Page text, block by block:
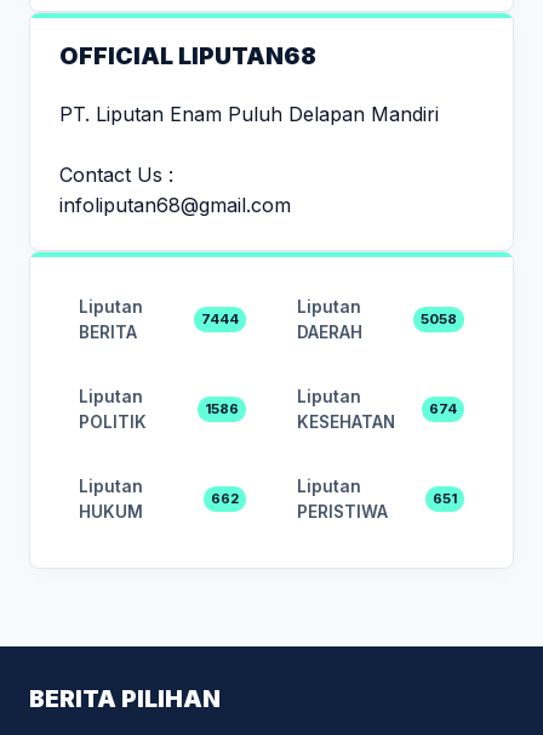
OFFICIAL LIPUTAN68
PT. Liputan Enam Puluh Delapan Mandiri
Contact Us :
infoliputan68@gmail.com
Liputan
BERITA
7444
Liputan
DAERAH
5058
Liputan
POLITIK
1586
Liputan
KESEHATAN
674
Liputan
HUKUM
662
Liputan
PERISTIWA
651
BERITA PILIHAN